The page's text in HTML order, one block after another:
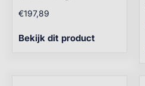
€197,89
Bekijk dit product